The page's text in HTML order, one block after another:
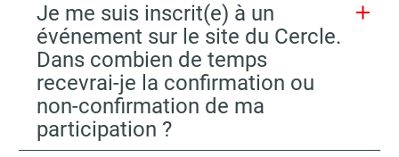
Je me suis inscrit(e) à un
événement sur le site du Cercle.
Dans combien de temps
recevrai-je la confirmation ou
non-confirmation de ma
participation ?